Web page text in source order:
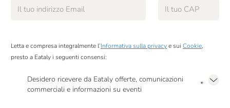
Letta e compresa integralmente l’Informativa sulla privacye sui Cookie,
presto a Eataly i seguenti consensi:
Desidero ricevere da Eataly offerte, comunicazioni
commerciali e informazioni su eventi
*